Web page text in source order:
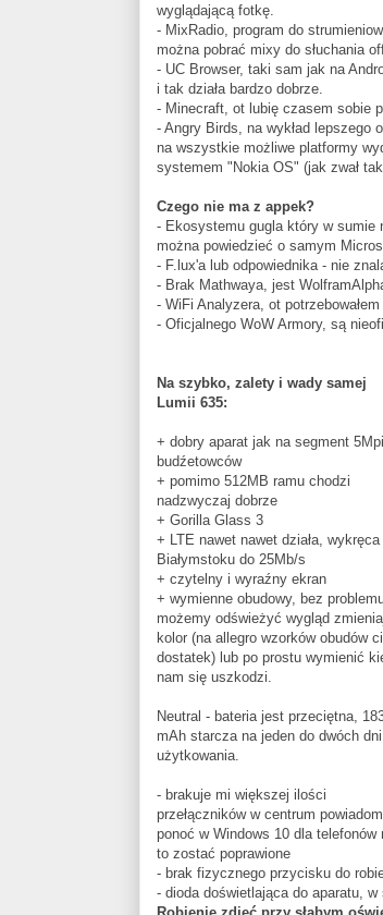
wyglądającą fotkę.
- MixRadio, program do
można pobrać mixy do słuchania
- UC Browser, taki sam jak na
i tak działa bardzo dobrze.
- Minecraft, ot lubię czasem sobie
- Angry Birds, na wykład lepszego
na wszystkie możliwe platformy
systemem "Nokia OS" (jak zwał
Czego nie ma z appek?
- Ekosystemu gugla który w sumie
można powiedzieć o samym
- F.lux'a lub odpowiednika - nie
- Brak Mathwaya, jest
- WiFi Analyzera, ot
- Oficjalnego WoW Armory, są
Na szybko, zalety i wady samej
Lumii 635:
+ dobry aparat jak na segment
budźetowców
+ pomimo 512MB ramu chodzi
nadzwyczaj dobrze
+ Gorilla Glass 3
+ LTE nawet nawet działa, wykręca
Białymstoku do 25Mb/s
+ czytelny i wyraźny ekran
+ wymienne obudowy, bez
możemy odświeżyć wygląd
kolor (na allegro wzorków obudów ci
dostatek) lub po prostu wymienić
nam się uszkodzi.
Neutral - bateria jest przeciętna,
mAh starcza na jeden do dwóch dni
użytkowania.
- brakuje mi większej ilości
przełączników w centrum
ponoć w Windows 10 dla telefonów
to zostać poprawione
- brak fizycznego przycisku do
- dioda doświetlająca do aparatu,
Robienie zdjęć przy słabym